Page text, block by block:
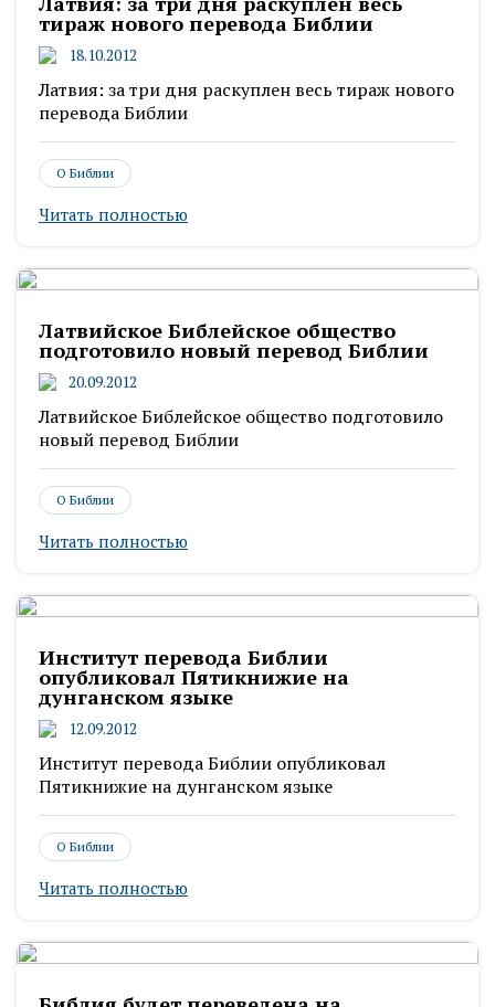
тираж нового перевода Библии
18.10.2012
Латвия: за три дня раскуплен весь тираж нового
перевода Библии
О Библии
Читать полностью
Латвийское Библейское общество
подготовило новый перевод Библии
20.09.2012
Латвийское Библейское общество подготовило
новый перевод Библии
О Библии
Читать полностью
Институт перевода Библии
опубликовал Пятикнижие на
дунганском языке
12.09.2012
Институт перевода Библии опубликовал
Пятикнижие на дунганском языке
О Библии
Читать полностью